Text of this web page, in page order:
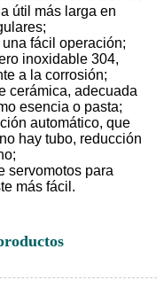
útil más larga en
fácil operación;
inoxidable 304,
a la corrosión;
cerámica, adecuada
esencia o pasta;
automático, que
hay tubo, reducción
servomotos para
más fácil.